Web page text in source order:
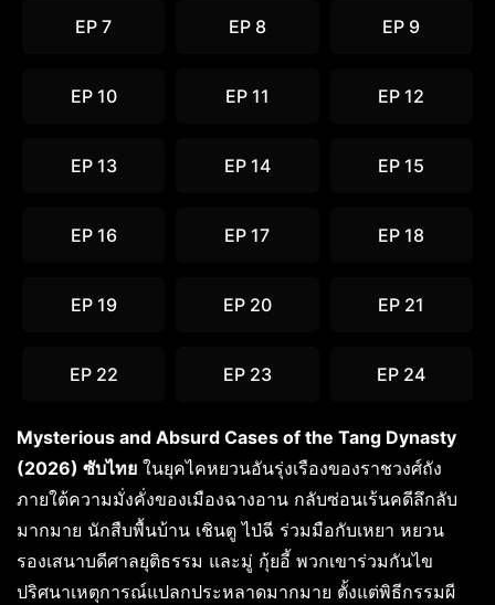
EP 7 EP 8 EP 9
EP 10 EP 11 EP 12
EP 13 EP 14 EP 15
EP 16 EP 17 EP 18
EP 19 EP 20 EP 21
EP 22 EP 23 EP 24
Mysterious and Absurd Cases of the Tang Dynasty
(2026) ซับไทย ในยุคไคหยวนอันรุ่งเรืองของราชวงศ์ถัง
ภายใต้ความมั่งคั่งของเมืองฉางอาน กลับซ่อนเร้นคดีลึกลับ
มากมาย นักสืบพื้นบ้าน เชินตู ไป่ฉี ร่วมมือกับเหยา หยวน
รองเสนาบดีศาลยุติธรรม และมู่ กุ้ยอี้ พวกเขาร่วมกันไข
ปริศนาเหตุการณ์แปลกประหลาดมากมาย ตั้งแต่พิธีกรรมผี